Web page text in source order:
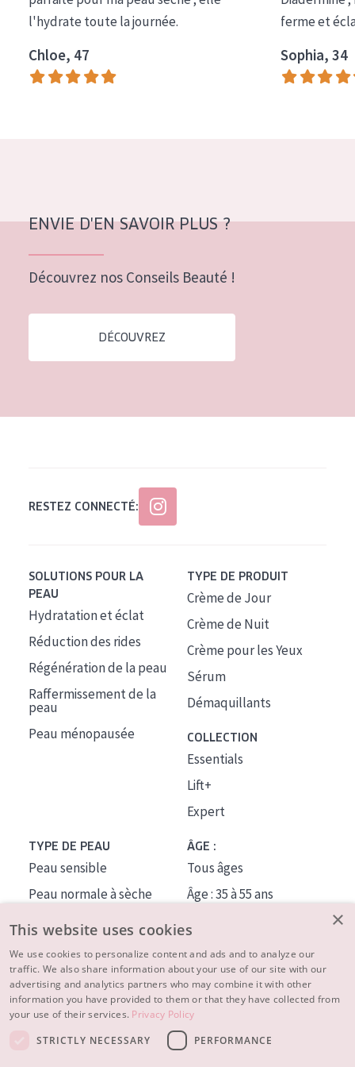
COLLECTION
Essentials
Lift+
Peau mature
l'hydrate toute la journée.
Chloe, 47
ferme et
Sophia, 34
ENVIE D'EN SAVOIR PLUS ?
Découvrez nos Conseils Beauté !
DÉCOUVREZ
RESTEZ CONNECTÉ:
SOLUTIONS POUR LA
PEAU
Hydratation et éclat
Réduction des rides
Régénération de la peau
Raffermissement de la
peau
Peau ménopausée
TYPE DE PRODUIT
Crème de Jour
Crème de Nuit
Crème pour les Yeux
Sérum
Démaquillants
COLLECTION
Essentials
Lift+
Expert
TYPE DE PEAU
Peau sensible
Peau normale à sèche
Peau mixte ou grasse
Peau mature
Peau ménopausée
ÂGE :
Tous âges
Âge : 35 à 55 ans
À PROPOS
CONSEILS BEAUTÉ
×
This website uses cookies
We use cookies to personalize content and ads and to analyze our
traffic. We also share information about your use of our site with our
advertising and analytics partners who may combine it with other
information you have provided to them or that they have collected from
your use of their services. Privacy Policy
STRICTLY NECESSARY
PERFORMANCE